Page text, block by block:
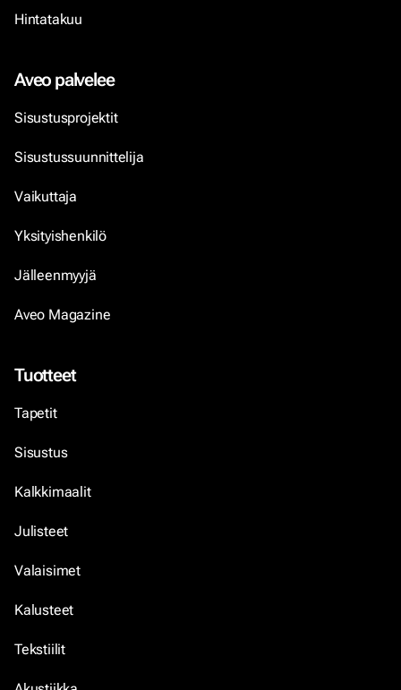
Hintatakuu
Aveo palvelee
Sisustusprojektit
Sisustussuunnittelija
Vaikuttaja
Yksityishenkilö
Jälleenmyyjä
Aveo Magazine
Tuotteet
Tapetit
Sisustus
Kalkkimaalit
Julisteet
Valaisimet
Kalusteet
Tekstiilit